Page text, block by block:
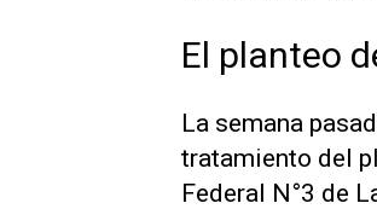
El planteo
La semana
tratamiento del
Federal N°3 de